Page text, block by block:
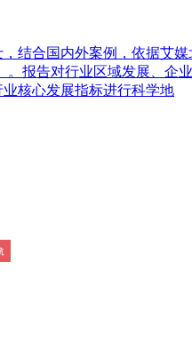
结合国内外案例，依据艾
。报告对行业区域发展、
核心发展指标进行科学地